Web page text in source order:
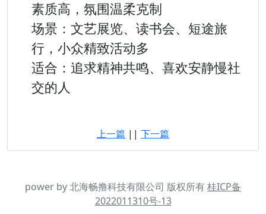
素质高，氛围温柔克制
场景：文艺展览、读书会、短途旅
行，小众精致活动多
适合：追求精神共鸣、喜欢安静慢社
交的人
上一篇 || 下一篇
power by 北海畅撸科技有限公司 版权所有桂ICP备
2022011310号-13